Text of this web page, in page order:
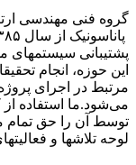
گروه فنی مهندسی
پشتیبانی سیستمهای
این حوزه، انجام
مرتبط در اجرای
می‌شود.ما استفاده از
توسط آن را حق تمام
لوحه تلاشها و